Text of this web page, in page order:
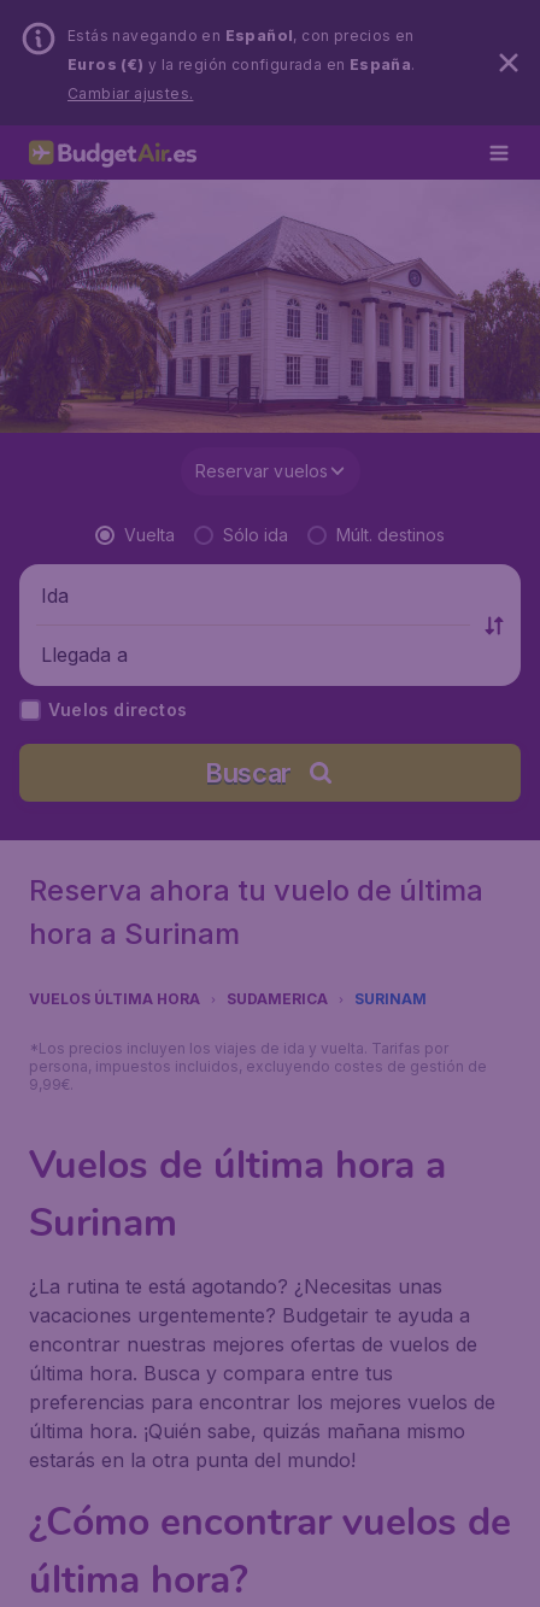
Estás navegando en Español, con precios en
Euros (€) y la región configurada en España.
Cambiar ajustes.
Reservar vuelos
Vuelta Sólo ida Múlt. destinos
Ida
Llegada a
Vuelos directos
Buscar
Reserva ahora tu vuelo de última
hora a Surinam
VUELOS ÚLTIMA HORA SUDAMERICA SURINAM
*Los precios incluyen los viajes de ida y vuelta. Tarifas por
persona, impuestos incluidos, excluyendo costes de gestión de
9,99€.
Vuelos de última hora a
Surinam
¿La rutina te está agotando? ¿Necesitas unas
vacaciones urgentemente? Budgetair te ayuda a
encontrar nuestras mejores ofertas de vuelos de
última hora. Busca y compara entre tus
preferencias para encontrar los mejores vuelos de
última hora. ¡Quién sabe, quizás mañana mismo
estarás en la otra punta del mundo!
¿Cómo encontrar vuelos de
última hora?